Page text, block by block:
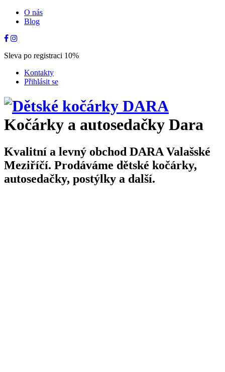
O nás
Blog
Sleva po registraci 10%
Kontakty
Přihlásit se
Kočárky a autosedačky Dara
Kvalitní a levný obchod DARA Valašské
Meziříčí. Prodáváme dětské kočárky,
autosedačky, postýlky a další.